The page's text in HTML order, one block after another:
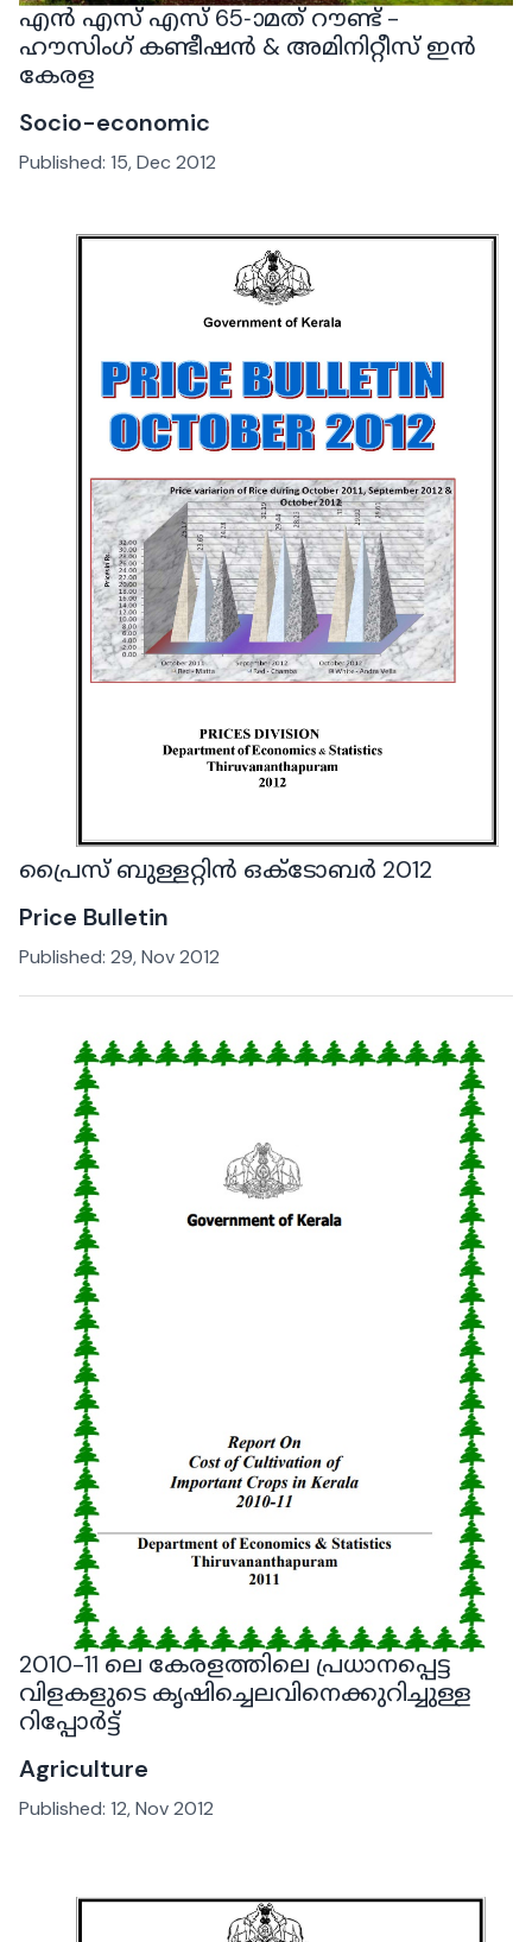
എൻ എസ് എസ് 65-ാമത് റൗണ്ട് -
ഹൗസിംഗ് കണ്ടീഷൻ & അമിനിറ്റീസ് ഇൻ
കേരള
Socio-economic
Published: 15, Dec 2012
പ്രൈസ് ബുള്ളറ്റിൻ ഒക്ടോബർ 2012
Price Bulletin
Published: 29, Nov 2012
2010-11 ലെ കേരളത്തിലെ പ്രധാനപ്പെട്ട
വിളകളുടെ കൃഷിച്ചെലവിനെക്കുറിച്ചുള്ള
റിപ്പോർട്ട്
Agriculture
Published: 12, Nov 2012